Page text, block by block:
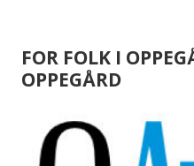
FOR FOLK I
OPPEGÅRD